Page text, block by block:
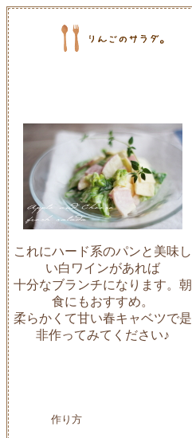
これにハード系のパンと美味し
い白ワインがあれば
十分なブランチになります。朝
食にもおすすめ。
柔らかくて甘い春キャベツで是
非作ってみてください♪
作り方